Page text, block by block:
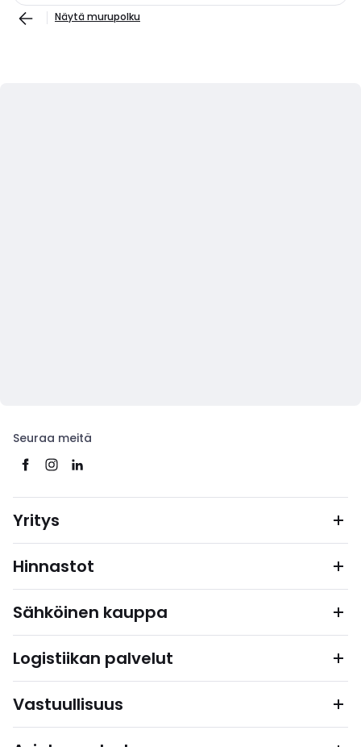
Näytä murupolku
Seuraa meitä
Yritys
Hinnastot
Sähköinen kauppa
Logistiikan palvelut
Vastuullisuus